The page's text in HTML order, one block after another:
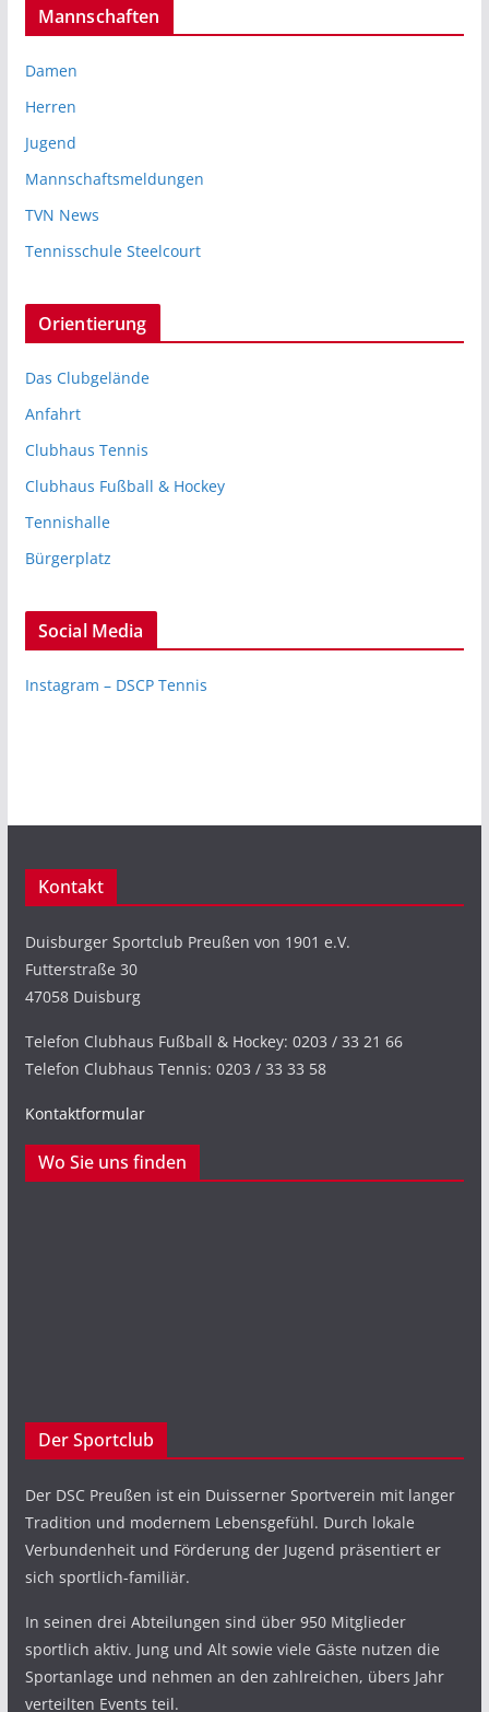
Mannschaften
Damen
Herren
Jugend
Mannschaftsmeldungen
TVN News
Tennisschule Steelcourt
Orientierung
Das Clubgelände
Anfahrt
Clubhaus Tennis
Clubhaus Fußball & Hockey
Tennishalle
Bürgerplatz
Social Media
Instagram – DSCP Tennis
Kontakt
Duisburger Sportclub Preußen von 1901 e.V.
Futterstraße 30
47058 Duisburg
Telefon Clubhaus Fußball & Hockey: 0203 / 33 21 66
Telefon Clubhaus Tennis: 0203 / 33 33 58
Kontaktformular
Wo Sie uns finden
Der Sportclub
Der DSC Preußen ist ein Duisserner Sportverein mit langer
Tradition und modernem Lebensgefühl. Durch lokale
Verbundenheit und Förderung der Jugend präsentiert er
sich sportlich-familiär.
In seinen drei Abteilungen sind über 950 Mitglieder
sportlich aktiv. Jung und Alt sowie viele Gäste nutzen die
Sportanlage und nehmen an den zahlreichen, übers Jahr
verteilten Events teil.